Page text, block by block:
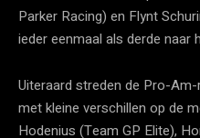
Parker Racing) en Flynt
ieder eenmaal als derde naar
Uiteraard streden de Pro-
met kleine verschillen op de
Hodenius (Team GP Elite),